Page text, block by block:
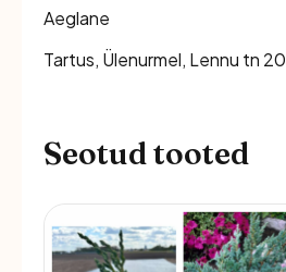
Aeglane
Tartus, Ülenurmel, Lennu tn 20
Seotud tooted